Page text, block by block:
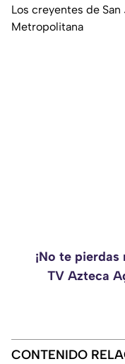
Los creyentes de
Metropolitana
¡No te
TV Azteca
CONTENIDO